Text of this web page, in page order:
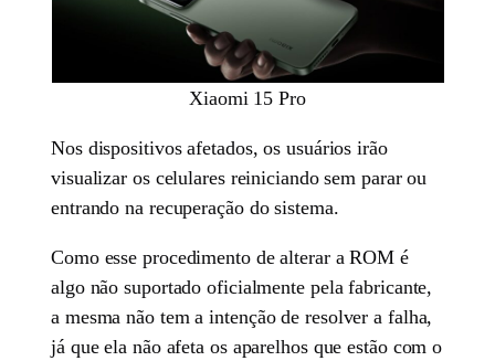
Xiaomi 15 Pro
Nos dispositivos afetados, os usuários irão
visualizar os celulares reiniciando sem parar ou
entrando na recuperação do sistema.
Como esse procedimento de alterar a ROM é
algo não suportado oficialmente pela fabricante,
a mesma não tem a intenção de resolver a falha,
já que ela não afeta os aparelhos que estão com o